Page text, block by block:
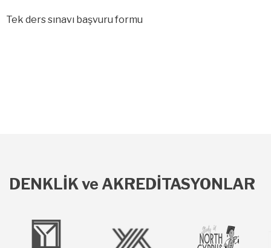
Tek ders sınavı başvuru formu
DENKLİK ve AKREDİTASYONLAR